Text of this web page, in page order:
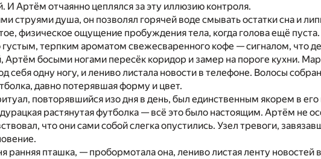
И Артём отчаянно цеплялся за эту иллюзию контроля.
струями душа, он позволял горячей воде смывать остатки сна и
физическое ощущение пробуждения тела, когда голова ещё
густым, терпким ароматом свежесваренного кофе — сигналом, что
Артём босыми ногами пересёк коридор и замер на пороге кухни.
себя одну ногу, и лениво листала новости в телефоне. Волосы
давно потерявшая форму и цвет.
повторявшийся изо дня в день, был единственным якорем в
растянутая футболка — всё это было настоящим. Артём не
что они сами собой слегка опустились. Узел тревоги,
ранняя пташка, — пробормотала она, лениво листая ленту новостей